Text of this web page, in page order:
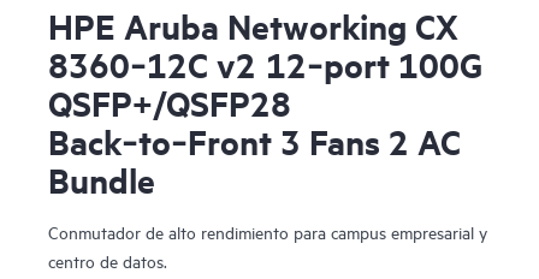
HPE Aruba Networking CX
8360‑12C v2 12‑port 100G
QSFP+/QSFP28
Back‑to‑Front 3 Fans 2 AC
Bundle
Conmutador de alto rendimiento para campus empresarial y
centro de datos.